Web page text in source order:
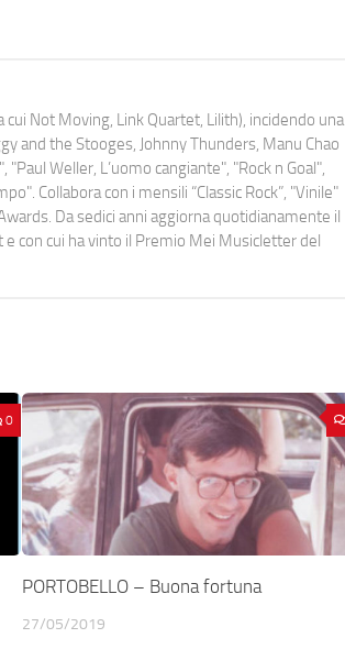
Not Moving, Link Quartet, Lilith), incidendo una
and the Stooges, Johnny Thunders, Manu Chao
Weller, L’uomo cangiante", "Rock n Goal",
Collabora con i mensili “Classic Rock”, "Vinile"
Da sedici anni aggiorna quotidianamente il
con cui ha vinto il Premio Mei Musicletter del
0
PORTOBELLO – Buona fortuna
27/05/2019